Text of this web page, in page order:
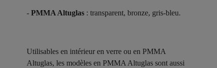
- PMMA Altuglas : transparent, bronze, gris-bleu.
Utilisables en intérieur en verre ou en PMMA
Altuglas, les modèles en PMMA Altuglas sont aussi